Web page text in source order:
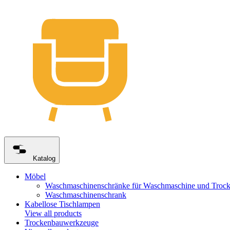
Katalog
Möbel
Waschmaschinenschränke für Waschmaschine und
Waschmaschinenschrank
Kabellose Tischlampen
View all products
Trockenbauwerkzeuge